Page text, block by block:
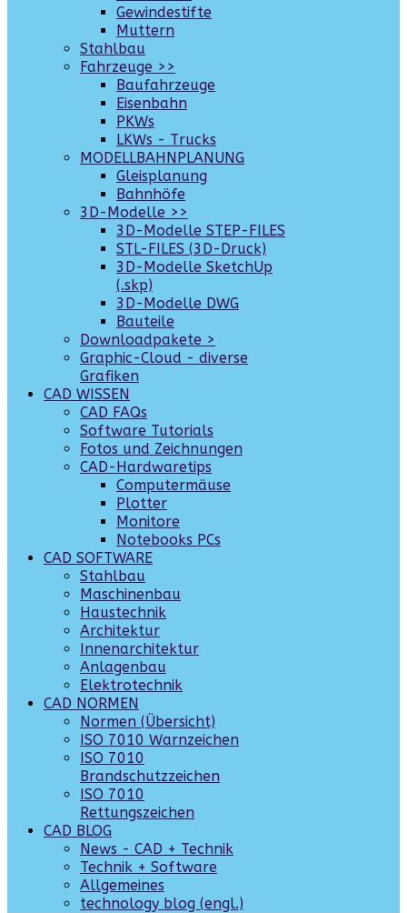
Gewindestifte
Muttern
Stahlbau
Fahrzeuge >>
Baufahrzeuge
Eisenbahn
PKWs
LKWs - Trucks
MODELLBAHNPLANUNG
Gleisplanung
Bahnhöfe
3D-Modelle >>
3D-Modelle STEP-FILES
STL-FILES (3D-Druck)
3D-Modelle SketchUp
(.skp)
3D-Modelle DWG
Bauteile
Downloadpakete >
Graphic-Cloud - diverse
Grafiken
CAD WISSEN
CAD FAQs
Software Tutorials
Fotos und Zeichnungen
CAD-Hardwaretips
Computermäuse
Plotter
Monitore
Notebooks PCs
CAD SOFTWARE
Stahlbau
Maschinenbau
Haustechnik
Architektur
Innenarchitektur
Anlagenbau
Elektrotechnik
CAD NORMEN
Normen (Übersicht)
ISO 7010 Warnzeichen
ISO 7010
Brandschutzzeichen
ISO 7010
Rettungszeichen
CAD BLOG
News - CAD + Technik
Technik + Software
Allgemeines
technology blog (engl.)